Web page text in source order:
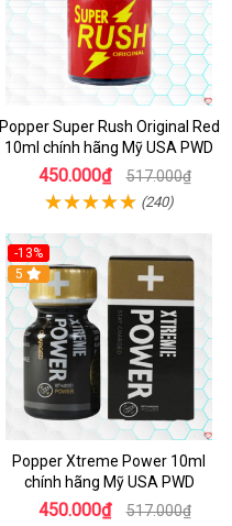
Popper Super Rush Original Red
10ml chính hãng Mỹ USA PWD
450.000₫ 517.000₫
(240)
-13%
Hot
5
Popper Xtreme Power 10ml
chính hãng Mỹ USA PWD
450.000₫ 517.000₫